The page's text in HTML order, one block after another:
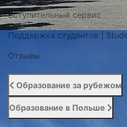
Вступительный сервис
Поддержка студентов |
Отзывы
Образование за рубежом
Образование в Польше